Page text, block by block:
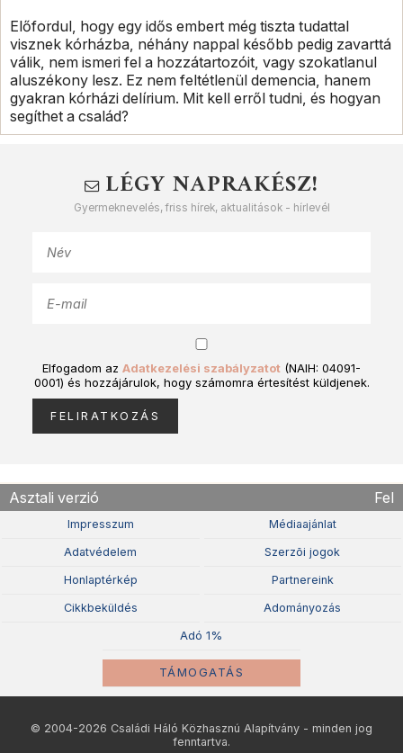
Előfordul, hogy egy idős embert még tiszta tudattal
visznek kórházba, néhány nappal később pedig zavarttá
válik, nem ismeri fel a hozzátartozóit, vagy szokatlanul
aluszékony lesz. Ez nem feltétlenül demencia, hanem
gyakran kórházi delírium. Mit kell erről tudni, és hogyan
segíthet a család?
LÉGY NAPRAKÉSZ!
Gyermeknevelés, friss hírek, aktualitások - hírlevél
Elfogadom az Adatkezelési szabályzatot (NAIH: 04091-
0001) és hozzájárulok, hogy számomra értesítést küldjenek.
Asztali verzió Fel
Impresszum Médiaajánlat
Adatvédelem Szerzõi jogok
Honlaptérkép Partnereink
Cikkbeküldés Adományozás
Adó 1%
TÁMOGATÁS
© 2004-2026 Családi Háló Közhasznú Alapítvány - minden jog
fenntartva.